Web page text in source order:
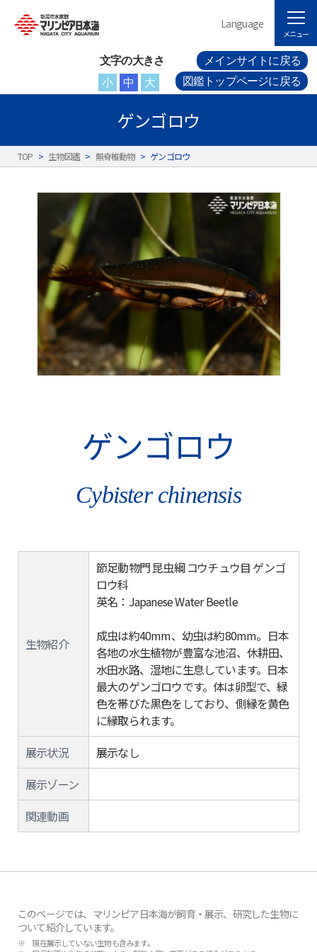
文字の大きさ
小
中 大
メインサイトに戻る
図鑑トップページに戻る
Language
メニュー
ゲンゴロウ
TOP > 生物図鑑 > 無脊椎動物 > ゲンゴロウ
ゲンゴロウ
Cybister chinensis
生物紹介
節足動物門 昆虫綱 コウチュウ目 ゲンゴ
ロウ科
英名：Japanese Water Beetle
成虫は約40mm、幼虫は約80mm。日本
各地の水生植物が豊富な池沼、休耕田、
水田水路、湿地に生息しています。日本
最大のゲンゴロウです。体は卵型で、緑
色を帯びた黒色をしており、側縁を黄色
に縁取られます。
展示状況
展示なし
展示ゾーン
関連動画
このページでは、マリンピア日本海が飼育・展示、研究した生物に
ついて紹介しています。
※ 現在展示していない生物も含みます。